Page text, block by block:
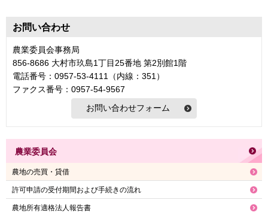
お問い合わせ
農業委員会事務局
856-8686 大村市玖島1丁目25番地 第2別館1階
電話番号：0957-53-4111（内線：351）
ファクス番号：0957-54-9567
農業委員会
農地の売買・貸借
許可申請の受付期間および手続きの流れ
農地所有適格法人報告書